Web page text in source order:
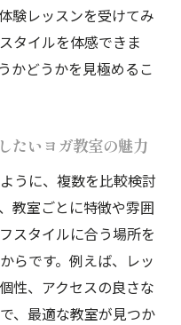
験レッスンを受けてみ
タイルを体感できま
かどうかを見極めるこ
たいヨガ教室の魅力
うに、複数を比較検討
教室ごとに特徴や雰囲
スタイルに合う場所を
らです。例えば、レッ
性、アクセスの良さな
、最適な教室が見つか